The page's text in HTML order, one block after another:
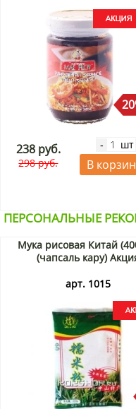
238 руб.
298 руб.
- шт
В
ПЕРСОНАЛЬНЫЕ
Мука рисовая Китай
(чапсаль кару)
арт. 1015